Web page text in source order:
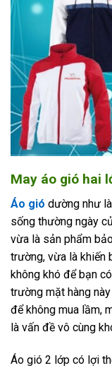
May áo gió hai
Áo gió dường như
sống thường ngày
vừa là sản phẩm
trường, vừa là khiến
không khó để bạn
trường mặt hàng
để không mua lầm,
là vấn đề vô cùng
Áo gió 2 lớp có lợi